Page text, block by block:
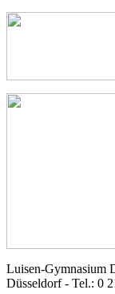
Luisen-Gymnasium
Düsseldorf - Tel.: 0